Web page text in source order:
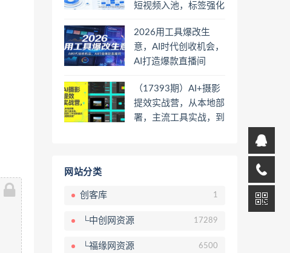
短视频入池，标签强化
2026用工具爆改生
意，AI时代创收机会，
AI打造爆款直播间
（17393期）AI+摄影
提效实战营，从本地部
署，主流工具实战，到
网站分类
创客库 1
└中创网资源 17289
└福缘网资源 6500